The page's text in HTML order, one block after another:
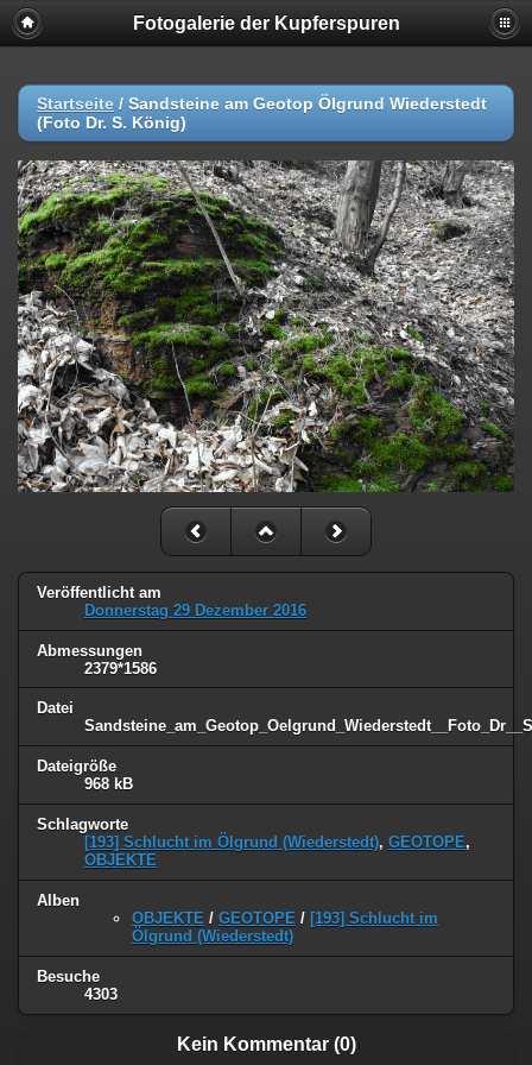
Fotogalerie der Kupferspuren
Startseite / Sandsteine am Geotop Ölgrund Wiederstedt
(Foto Dr. S. König)
Veröffentlicht am
Donnerstag 29 Dezember 2016
Abmessungen
2379*1586
Datei
Dateigröße
968 kB
Schlagworte
[193] Schlucht im Ölgrund (Wiederstedt), GEOTOPE,
OBJEKTE
Alben
OBJEKTE / GEOTOPE / [193] Schlucht im
Ölgrund (Wiederstedt)
Besuche
4303
Kein Kommentar (0)